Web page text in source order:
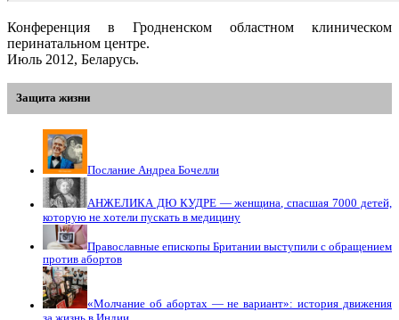
Конференция в Гродненском областном клиническом
перинатальном центре.
Июль 2012, Беларусь.
Защита жизни
Послание Андреа Бочелли
АНЖЕЛИКА ДЮ КУДРЕ — женщина, спасшая 7000 детей,
которую не хотели пускать в медицину
Православные епископы Британии выступили с обращением
против абортов
«Молчание об абортах — не вариант»: история движения